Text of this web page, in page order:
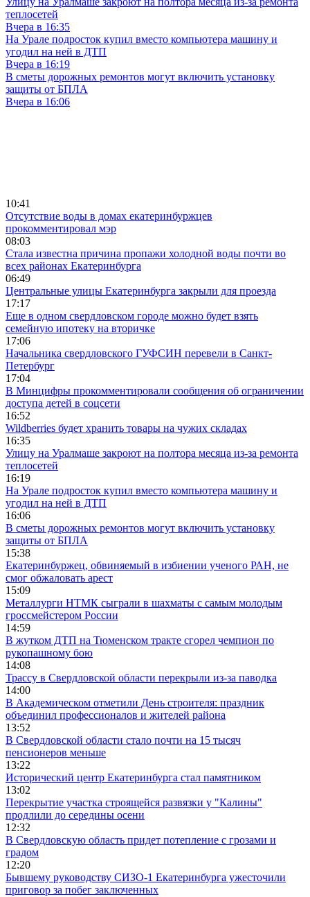
теплосетей
Вчера в 16:35
На Урале подросток купил вместо компьютера машину и
угодил на ней в ДТП
Вчера в 16:19
В сметы дорожных ремонтов могут включить установку
защиты от БПЛА
Вчера в 16:06
10:41
Отсутствие воды в домах екатеринбуржцев
прокомментировал мэр
08:03
Стала известна причина пропажи холодной воды почти во
всех районах Екатеринбурга
06:49
Центральные улицы Екатеринбурга закрыли для проезда
17:17
Еще в одном свердловском городе можно будет взять
семейную ипотеку на вторичке
17:06
Начальника свердловского ГУФСИН перевели в Санкт-
Петербург
17:04
В Минцифры прокомментировали сообщения об ограничении
доступа детей в соцсети
16:52
Wildberries будет хранить товары на чужих складах
16:35
Улицу на Уралмаше закроют на полтора месяца из-за ремонта
теплосетей
16:19
На Урале подросток купил вместо компьютера машину и
угодил на ней в ДТП
16:06
В сметы дорожных ремонтов могут включить установку
защиты от БПЛА
15:38
Екатеринбуржец, обвиняемый в избиении ученого РАН, не
смог обжаловать арест
15:09
Металлурги НТМК сыграли в шахматы с самым молодым
гроссмейстером России
14:59
В жутком ДТП на Тюменском тракте сгорел чемпион по
рукопашному бою
14:08
Трассу в Свердловской области перекрыли из-за паводка
14:00
В Академическом отметили День строителя: праздник
объединил профессионалов и жителей района
13:52
В Свердловской области стало почти на 15 тысяч
пенсионеров меньше
13:22
Исторический центр Екатеринбурга стал памятником
13:02
Перекрытие участка строящейся развязки у "Калины"
продлили до середины осени
12:32
В Свердловскую область придет потепление с грозами и
градом
12:20
Бывшему руководству СИЗО-1 Екатеринбурга ужесточили
приговор за побег заключенных